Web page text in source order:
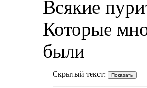
Всякие
Которые
были
Скрытый текст: